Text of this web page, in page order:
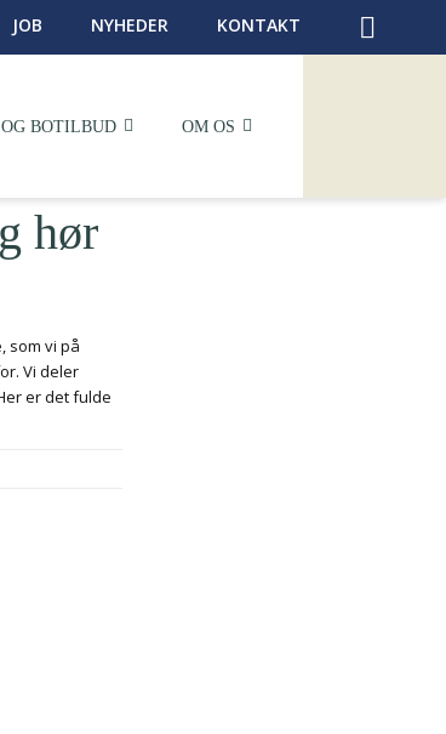
JOB NYHEDER KONTAKT
BOTILBUD OM OS
hør
som vi på
Vi deler
er det fulde